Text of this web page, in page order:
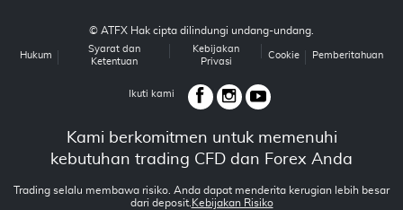
© ATFX Hak cipta dilindungi undang-undang.
Hukum
Syarat dan
Ketentuan
Kebijakan
Privasi
Cookie Pemberitahuan
Ikuti kami
Kami berkomitmen untuk memenuhi
kebutuhan trading CFD dan Forex Anda
Trading selalu membawa risiko. Anda dapat menderita kerugian lebih besar
dari deposit. Kebijakan Risiko